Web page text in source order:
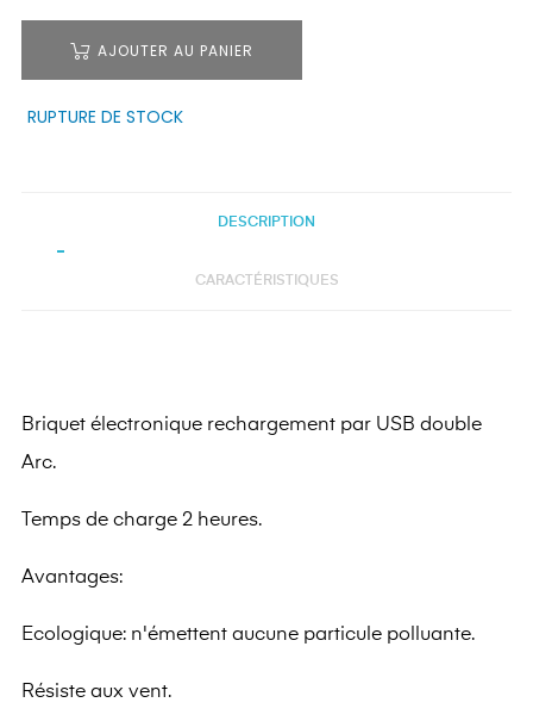
AJOUTER AU PANIER
RUPTURE DE STOCK
DESCRIPTION
CARACTÉRISTIQUES
Briquet électronique rechargement par USB double
Arc.
Temps de charge 2 heures.
Avantages:
Ecologique: n'émettent aucune particule polluante.
Résiste aux vent.